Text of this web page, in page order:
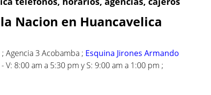
Nacion en Huancavelica
Agencia 3 Acobamba ; Esquina Jirones Armando
V: 8:00 am a 5:30 pm y S: 9:00 am a 1:00 pm ;